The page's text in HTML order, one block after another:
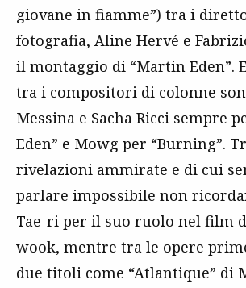
giovane in fiamme”) tra i
fotografia, Aline Hervé e
il montaggio di “Martin Eden”.
tra i compositori di colonne
Messina e Sacha Ricci sempre
Eden” e Mowg per “Burning”.
rivelazioni ammirate e di cui
parlare impossibile non
Tae-ri per il suo ruolo nel film
wook, mentre tra le opere
due titoli come “Atlantique” di